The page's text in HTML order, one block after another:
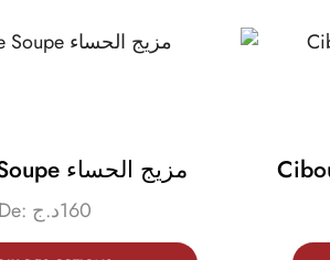
Mélange Soupe مزيج الحساء
De: 160د.ج